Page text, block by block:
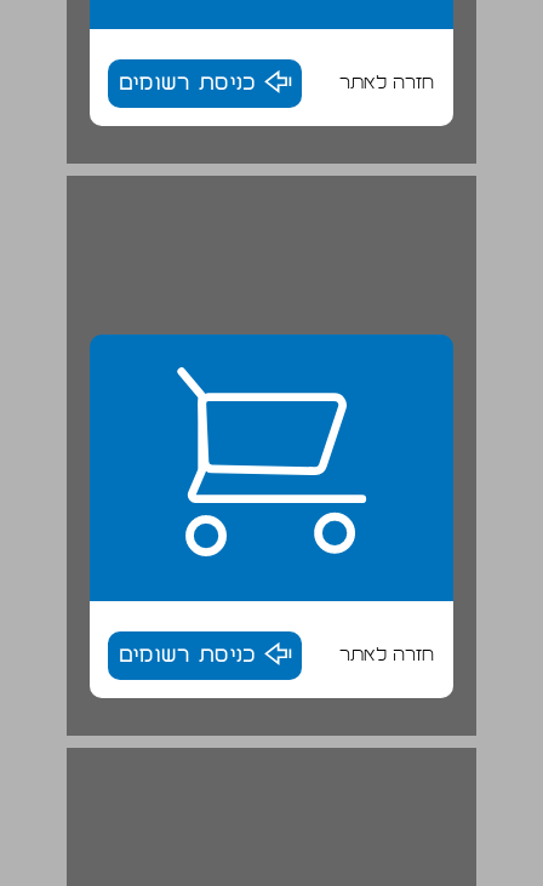
חזרה לאתר כניסת רשומים
א. היישובים הכפריים ... 18
חזרה לאתר כניסת רשומים